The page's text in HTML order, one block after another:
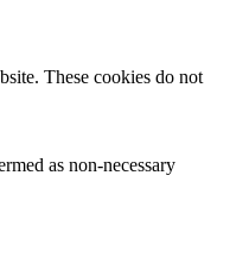
These cookies do not
as non-necessary